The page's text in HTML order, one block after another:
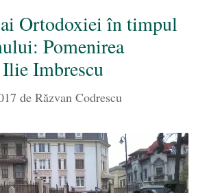
Ortodoxiei în timpul
Pomenirea
Imbrescu
de Răzvan Codrescu